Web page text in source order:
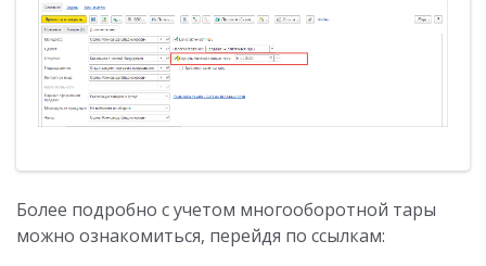
Более подробно с учетом многооборотной тары
можно ознакомиться, перейдя по ссылкам: